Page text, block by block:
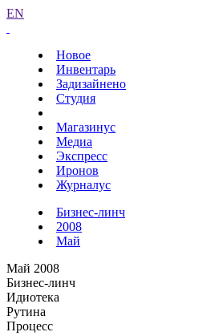
EN
Новое
Инвентарь
Задизайнено
Студия
Магазинус
Медиа
Экспресс
Иронов
Журналус
Бизнес-линч
2008
Май
Май 2008
Бизнес-линч
Идиотека
Рутина
Процесс